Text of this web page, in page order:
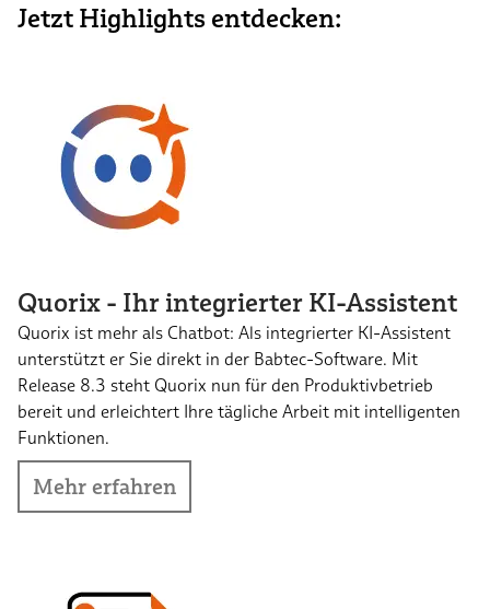
Jetzt Highlights entdecken:
Quorix - Ihr integrierter KI-Assistent
Quorix ist mehr als Chatbot: Als integrierter KI-Assistent
unterstützt er Sie direkt in der Babtec-Software. Mit
Release 8.3 steht Quorix nun für den Produktivbetrieb
bereit und erleichtert Ihre tägliche Arbeit mit intelligenten
Funktionen.
Mehr erfahren